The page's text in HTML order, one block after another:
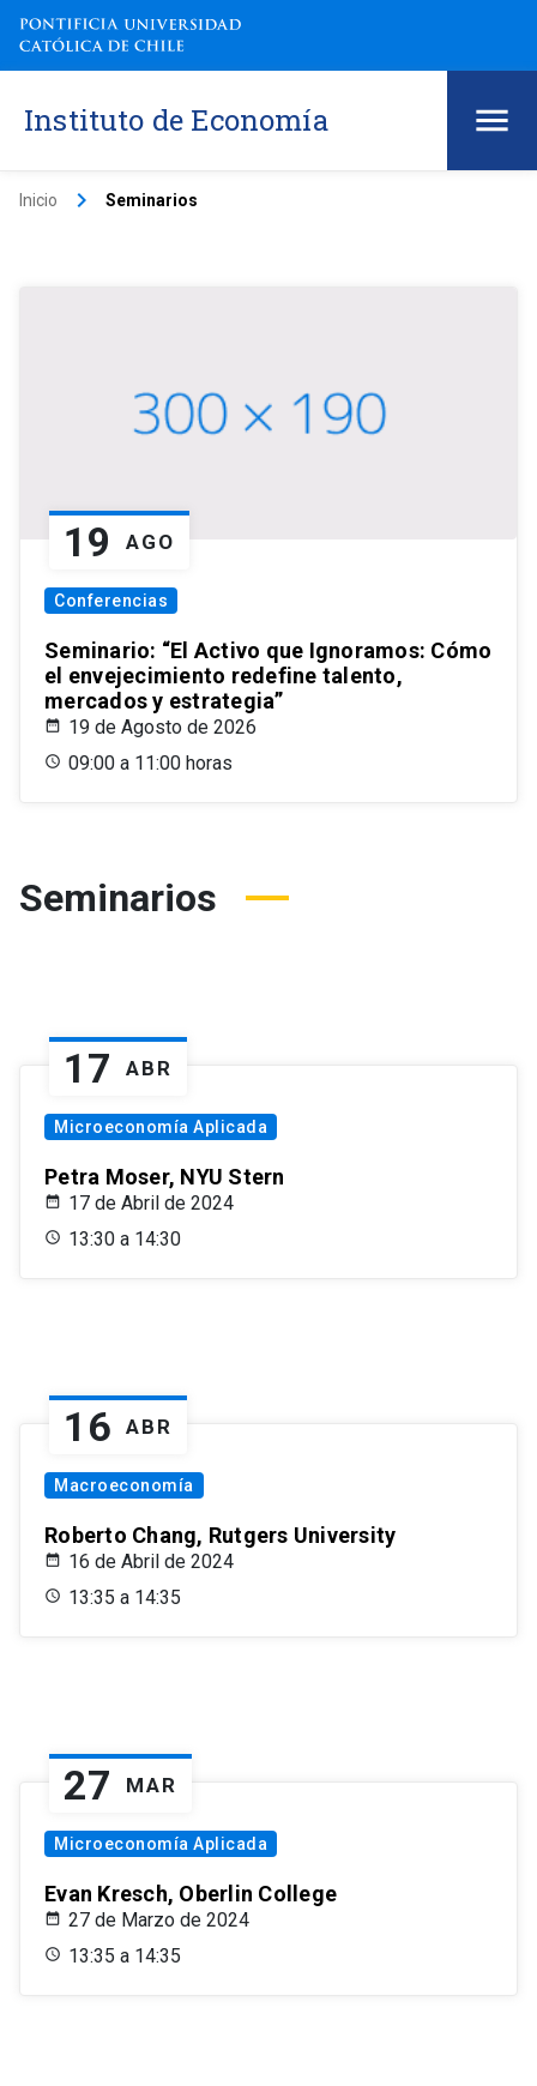
Instituto de Economía
Inicio keyboard_arrow_right Seminarios
19 AGO
Conferencias
Seminario: “El Activo que Ignoramos: Cómo
el envejecimiento redefine talento,
mercados y estrategia”
19 de Agosto de 2026
09:00 a 11:00 horas
Seminarios
17 ABR
Microeconomía Aplicada
Petra Moser, NYU Stern
17 de Abril de 2024
13:30 a 14:30
16 ABR
Macroeconomía
Roberto Chang, Rutgers University
16 de Abril de 2024
13:35 a 14:35
27 MAR
Microeconomía Aplicada
Evan Kresch, Oberlin College
27 de Marzo de 2024
13:35 a 14:35